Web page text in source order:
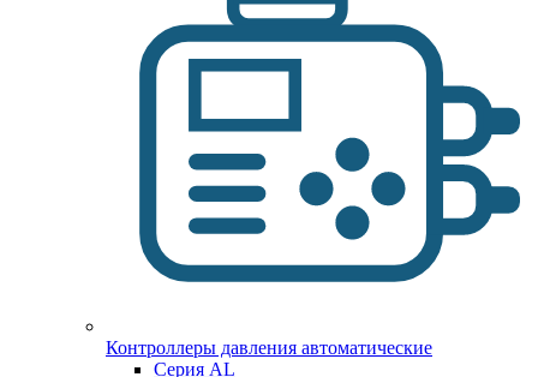
Контроллеры давления автоматические
Cерия AL